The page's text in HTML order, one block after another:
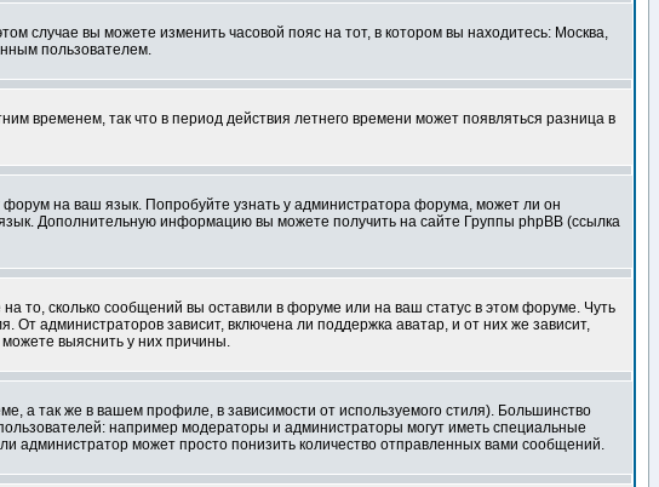
случае вы можете изменить часовой пояс на тот, в котором вы находитесь: Москва,
пользователем.
временем, так что в период действия летнего времени может появляться разница в
форум на ваш язык. Попробуйте узнать у администратора форума, может ли он
Дополнительную информацию вы можете получить на сайте Группы phpBB (ссылка
то, сколько сообщений вы оставили в форуме или на ваш статус в этом форуме. Чуть
администраторов зависит, включена ли поддержка аватар, и от них же зависит,
выяснить у них причины.
а так же в вашем профиле, в зависимости от используемого стиля). Большинство
например модераторы и администраторы могут иметь специальные
администратор может просто понизить количество отправленных вами сообщений.